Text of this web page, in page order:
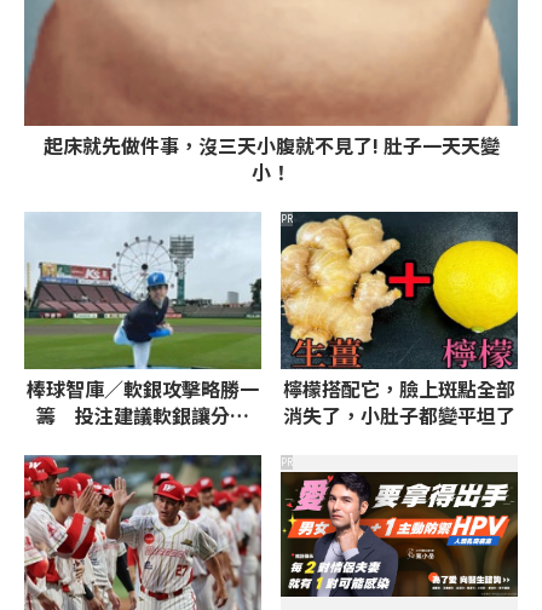
起床就先做件事，沒三天小腹就不見了! 肚子一天天變
小！
棒球智庫／軟銀攻擊略勝一
籌 投注建議軟銀讓分、
檸檬搭配它，臉上斑點全部
消失了，小肚子都變平坦了
PR
PR